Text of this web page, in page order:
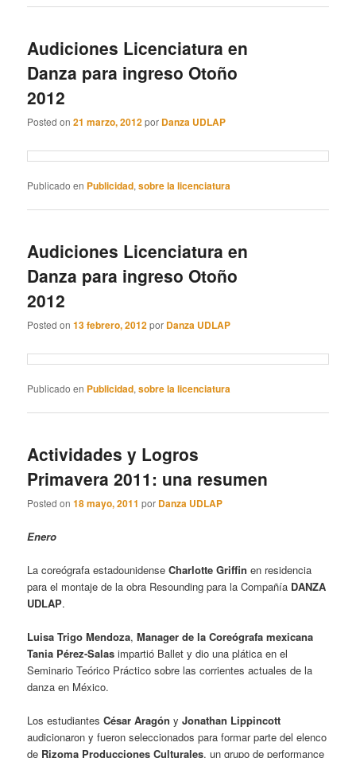
Audiciones Licenciatura en
Danza para ingreso Otoño
2012
Posted on21 marzo, 2012por Danza UDLAP
Publicado en Publicidad,sobre la licenciatura
Audiciones Licenciatura en
Danza para ingreso Otoño
2012
Posted on13 febrero, 2012por Danza UDLAP
Publicado en Publicidad,sobre la licenciatura
Actividades y Logros
Primavera 2011: una resumen
Posted on18 mayo, 2011 por Danza UDLAP
Enero
La coreógrafa estadounidenseCharlotte Griffin en residencia
para el montaje de la obra Resounding para la Compañía DANZA
UDLAP.
Luisa Trigo Mendoza,Manager de la Coreógrafa mexicana
Tania Pérez-Salas impartió Ballet y dio una plática en el
Seminario Teórico Práctico sobre las corrientes actuales de la
danza en México.
Los estudiantesCésar Aragón yJonathan Lippincott
audicionaron y fueron seleccionados para formar parte del elenco
de Rizoma Producciones Culturales, un grupo de performance